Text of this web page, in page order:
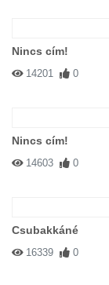
Nincs cím!
14201 0
Nincs cím!
14603 0
Csubakkáné
16339 0